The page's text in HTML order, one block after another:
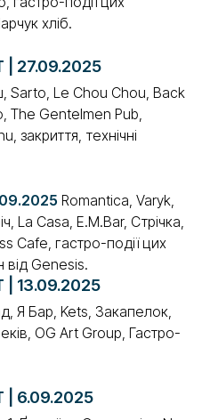
хліб.
27.09.2025
Sarto, Le Chou Chou, Back
The Gentelmen Pub,
закриття, технічні
Romantica, Varyk,
La Casa, E.M.Bar, Стрічка,
Cafe, гастро-події цих
від Genesis.
13.09.2025
Я Бар, Kets, Закапелок,
OG Art Group, Гастро-
6.09.2025